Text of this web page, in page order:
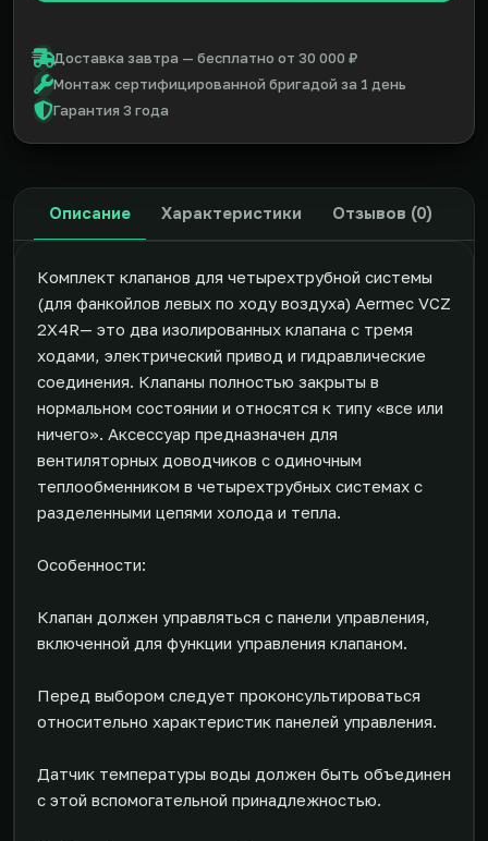
Доставка завтра — бесплатно от 30 000 ₽
Монтаж сертифицированной бригадой за 1 день
Гарантия 3 года
Описание Характеристики Отзывов (0)
Комплект клапанов для четырехтрубной системы
(для фанкойлов левых по ходу воздуха) Aermec VCZ
2X4R— это два изолированных клапана с тремя
ходами, электрический привод и гидравлические
соединения. Клапаны полностью закрыты в
нормальном состоянии и относятся к типу «все или
ничего». Аксессуар предназначен для
вентиляторных доводчиков с одиночным
теплообменником в четырехтрубных системах с
разделенными цепями холода и тепла.
Особенности:
Клапан должен управляться с панели управления,
включенной для функции управления клапаном.
Перед выбором следует проконсультироваться
относительно характеристик панелей управления.
Датчик температуры воды должен быть объединен
с этой вспомогательной принадлежностью.